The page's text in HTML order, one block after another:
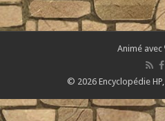
Animé avec
© 2026 Encyclopédie HP,